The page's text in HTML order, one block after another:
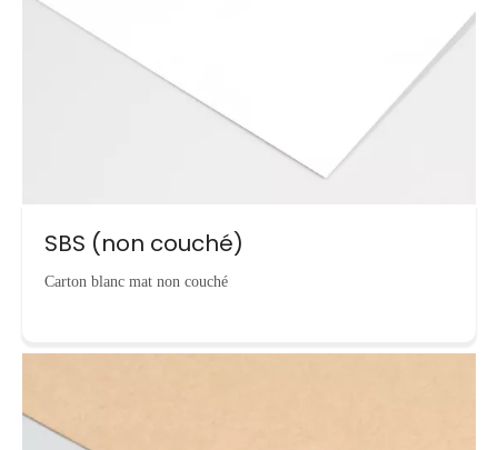
SBS (non couché)
Carton blanc mat non couché